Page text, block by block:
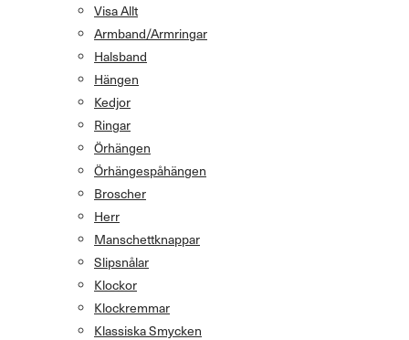
Visa Allt
Armband/Armringar
Halsband
Hängen
Kedjor
Ringar
Örhängen
Örhängespåhängen
Broscher
Herr
Manschettknappar
Slipsnålar
Klockor
Klockremmar
Klassiska Smycken